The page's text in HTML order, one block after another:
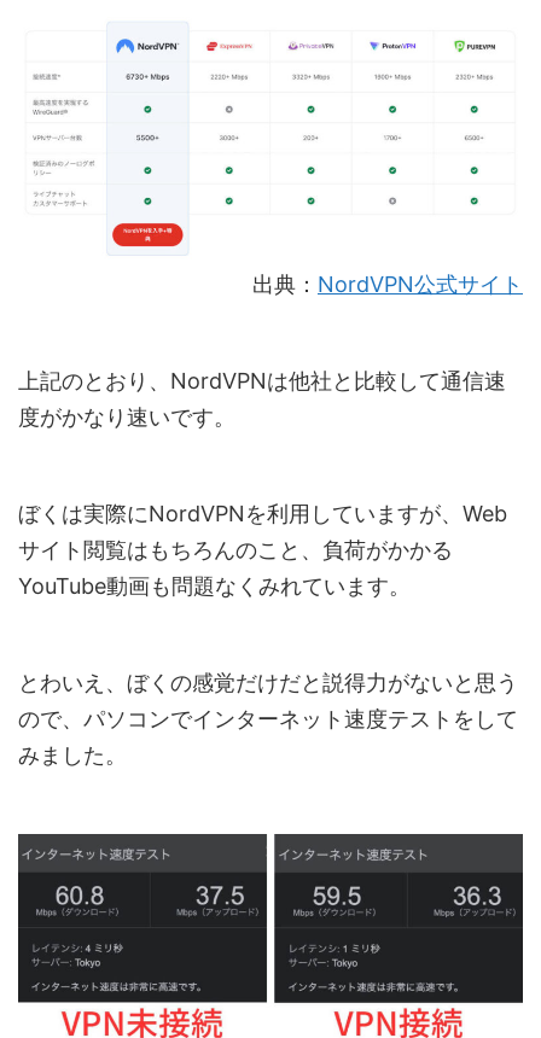
出典： NordVPN公式サイト
上記のとおり、NordVPNは他社と比較して通信速
度がかなり速いです。
ぼくは実際にNordVPNを利用していますが、Web
サイト閲覧はもちろんのこと、負荷がかかる
YouTube動画も問題なくみれています。
とわいえ、ぼくの感覚だけだと説得力がないと思う
ので、パソコンでインターネット速度テストをして
みました。